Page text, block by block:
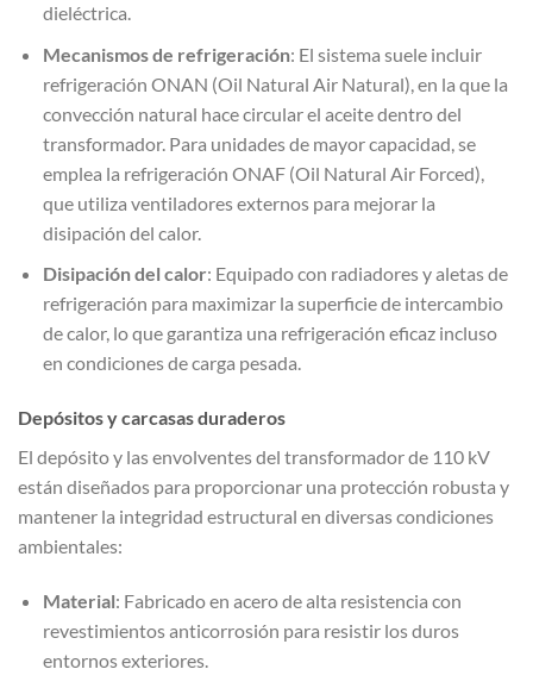
dieléctrica.
Mecanismos de refrigeración: El sistema suele incluir
refrigeración ONAN (Oil Natural Air Natural), en la que la
convección natural hace circular el aceite dentro del
transformador. Para unidades de mayor capacidad, se
emplea la refrigeración ONAF (Oil Natural Air Forced),
que utiliza ventiladores externos para mejorar la
disipación del calor.
Disipación del calor: Equipado con radiadores y aletas de
refrigeración para maximizar la superficie de intercambio
de calor, lo que garantiza una refrigeración eficaz incluso
en condiciones de carga pesada.
Depósitos y carcasas duraderos
El depósito y las envolventes del transformador de 110 kV
están diseñados para proporcionar una protección robusta y
mantener la integridad estructural en diversas condiciones
ambientales:
Material: Fabricado en acero de alta resistencia con
revestimientos anticorrosión para resistir los duros
entornos exteriores.